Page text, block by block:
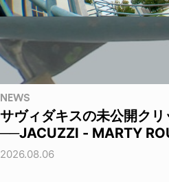
NEWS
サヴィダキスの未公開クリ
──JACUZZI - MARTY
2026.08.06